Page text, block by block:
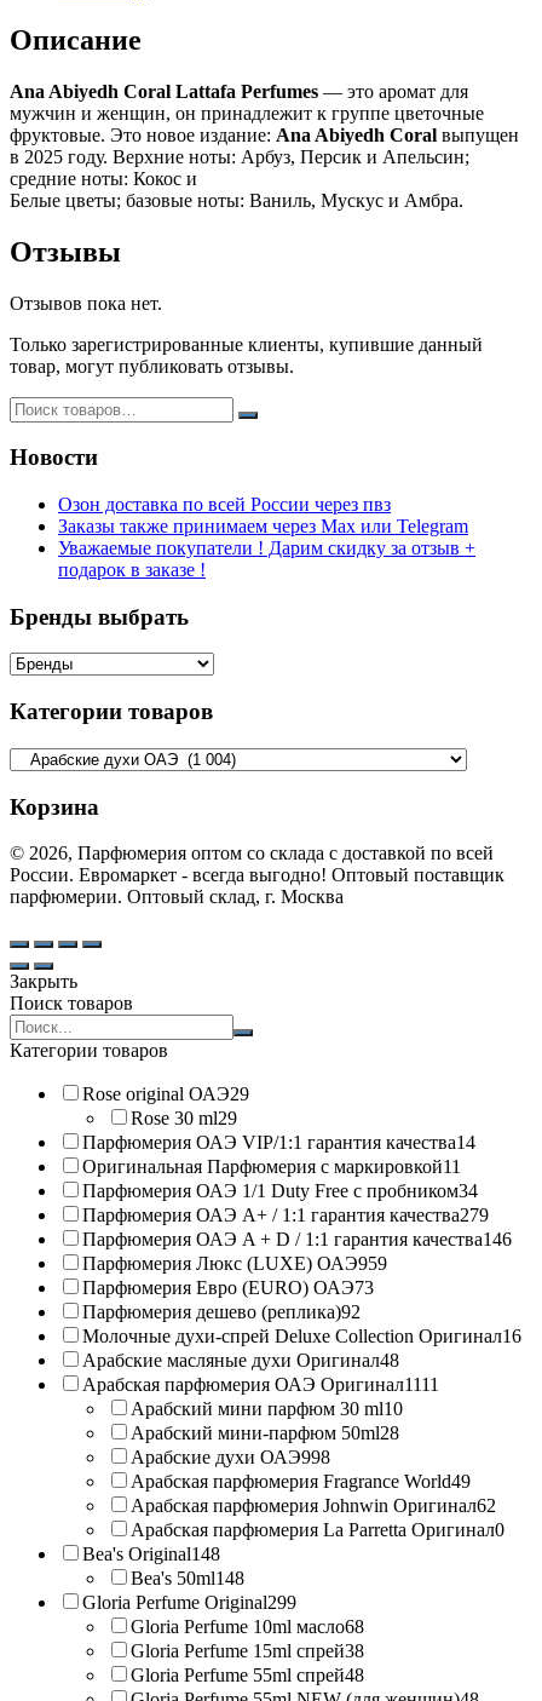
оригинал
Описание
Ana Abiyedh Coral Lattafa Perfumes — это аромат для
мужчин и женщин, он принадлежит к группе цветочные
фруктовые. Это новое издание: Ana Abiyedh Coral выпущен
в 2025 году. Верхние ноты: Арбуз, Персик и Апельсин;
средние ноты: Кокос и
Белые цветы; базовые ноты: Ваниль, Мускус и Амбра.
Отзывы
Отзывов пока нет.
Только зарегистрированные клиенты, купившие данный
товар, могут публиковать отзывы.
Новости
Озон доставка по всей России через пвз
Заказы также принимаем через Max или Telegram
Уважаемые покупатели ! Дарим скидку за отзыв +
подарок в заказе !
Бренды выбрать
Категории товаров
Корзина
© 2026, Парфюмерия оптом со склада с доставкой по всей
России. Евромаркет - всегда выгодно! Оптовый поставщик
парфюмерии. Оптовый склад, г. Москва
Закрыть
Поиск товаров
Search
products:
Категории товаров
Rose original ОАЭ29
Rose 30 ml29
Парфюмерия ОАЭ VIP/1:1 гарантия качества14
Оригинальная Парфюмерия с маркировкой11
Парфюмерия ОАЭ 1/1 Duty Free с пробником34
Парфюмерия ОАЭ A+ / 1:1 гарантия качества279
Парфюмерия ОАЭ A + D / 1:1 гарантия качества146
Парфюмерия Люкс (LUXE) ОАЭ959
Парфюмерия Евро (EURO) ОАЭ73
Парфюмерия дешево (реплика)92
Молочные духи-спрей Deluxe Collection Оригинал16
Арабские масляные духи Оригинал48
Арабская парфюмерия ОАЭ Оригинал1111
Арабский мини парфюм 30 ml10
Арабский мини-парфюм 50ml28
Арабские духи ОАЭ998
Арабская парфюмерия Fragrance World49
Арабская парфюмерия Johnwin Оригинал62
Арабская парфюмерия La Parretta Оригинал0
Bea's Original148
Bea's 50ml148
Gloria Perfume Original299
Gloria Perfume 10ml масло68
Gloria Perfume 15ml спрей38
Gloria Perfume 55ml спрей48